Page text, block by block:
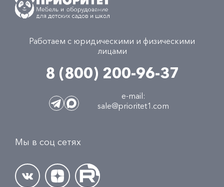
Работаем с юридическими и физическими
лицами
8 (800) 200-96-37
e-mail:
sale@prioritet1.com
Мы в соц сетях